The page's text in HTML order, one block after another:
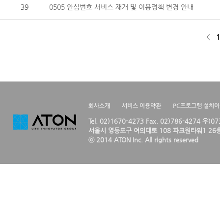
39 0505 안심번호 서비스 재개 및 이용정책 변경 안내
< 1
회사소개 서비스 이용약관 PC프로그램 설치
Tel. 02)1670-4273 Fax. 02)786-4274 우
서울시 영등포구 여의대로 108 파크원타워1 26
ⓒ 2014 ATON Inc. All rights reserved